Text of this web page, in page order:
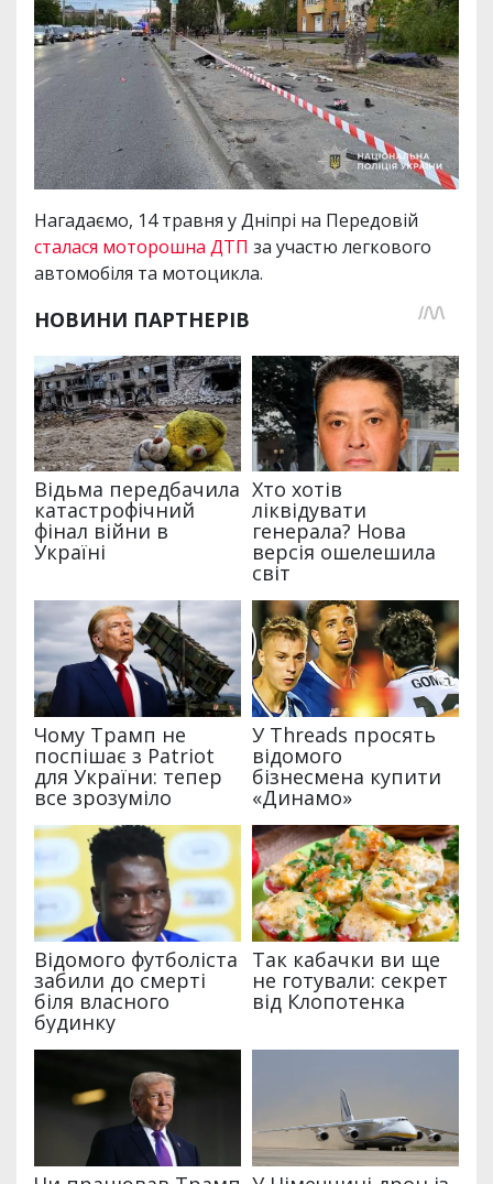
Нагадаємо, 14 травня у Дніпрі на Передовій
сталася моторошна ДТП за участю легкового
автомобіля та мотоцикла.